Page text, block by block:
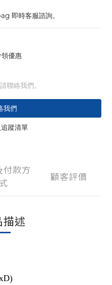
即時客服諮詢。
優惠
聯絡我們。
我們
蹤清單
付款方
式
顧客評價
描述